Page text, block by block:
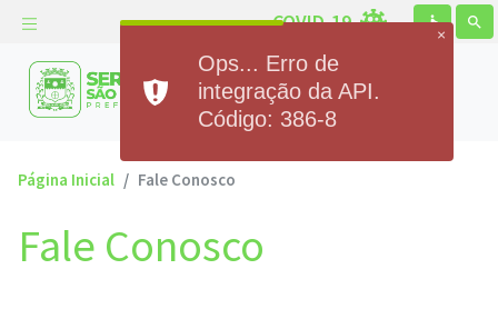
COVID-19 accessible search
Prefeitura Municipal de
Serra de São Bento
Página Inicial Fale Conosco
Fale Conosco
×
Ops... Erro de
integração da API.
Código: 386-8